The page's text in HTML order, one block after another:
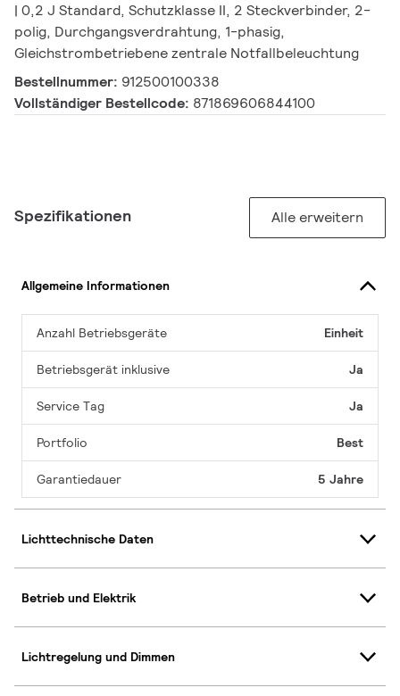
| 0,2 J Standard, Schutzklasse II, 2 Steckverbinder, 2-
polig, Durchgangsverdrahtung, 1-phasig,
Gleichstrombetriebene zentrale Notfallbeleuchtung
Bestellnummer: 912500100338
Vollständiger Bestellcode: 871869606844100
Spezifikationen Alle erweitern
Allgemeine Informationen
Anzahl Betriebsgeräte Einheit
Betriebsgerät inklusive Ja
Service Tag Ja
Portfolio Best
Garantiedauer 5 Jahre
Lichttechnische Daten
Betrieb und Elektrik
Lichtregelung und Dimmen